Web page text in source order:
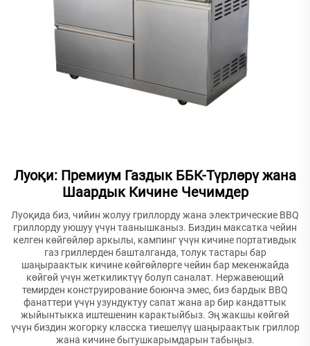
Луоқи: Премиум Газдык ББК-Түрлөрү жана
Шаардык Кичине Чечимдер
Луоқида биз, чийин жолуу гриллорду жана электрические BBQ
гриллорду уюшуу үчүн таанышканыз. Биздин максатка чейин
келген көйгөйлөр аркылы, кампинг үчүн кичине портативдык
газ гриллерден башталганда, толук тастары бар
шаңыраактык кичине көйгөйлөрге чейин бар мекенжайда
көйгөй үчүн жеткиликтүү болуп саналат. Нержавеющий
темирден конструирование боюнча эмес, биз бардык BBQ
фанаттери үчүн узундуктуу сапат жана ар бир кандаттык
жыйынтыкка иштешенин карактыйбыз. Эң жакшы көйгөй
үчүн биздин жогорку класска тиешелүү шаңыраактык гриллор
жана кичине бытушкарымдарын табыңыз.